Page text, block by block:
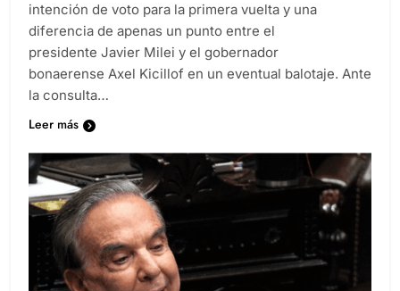
intención de voto para la primera vuelta y una
diferencia de apenas un punto entre el
presidente Javier Milei y el gobernador
bonaerense Axel Kicillof en un eventual balotaje. Ante
la consulta…
Leer más